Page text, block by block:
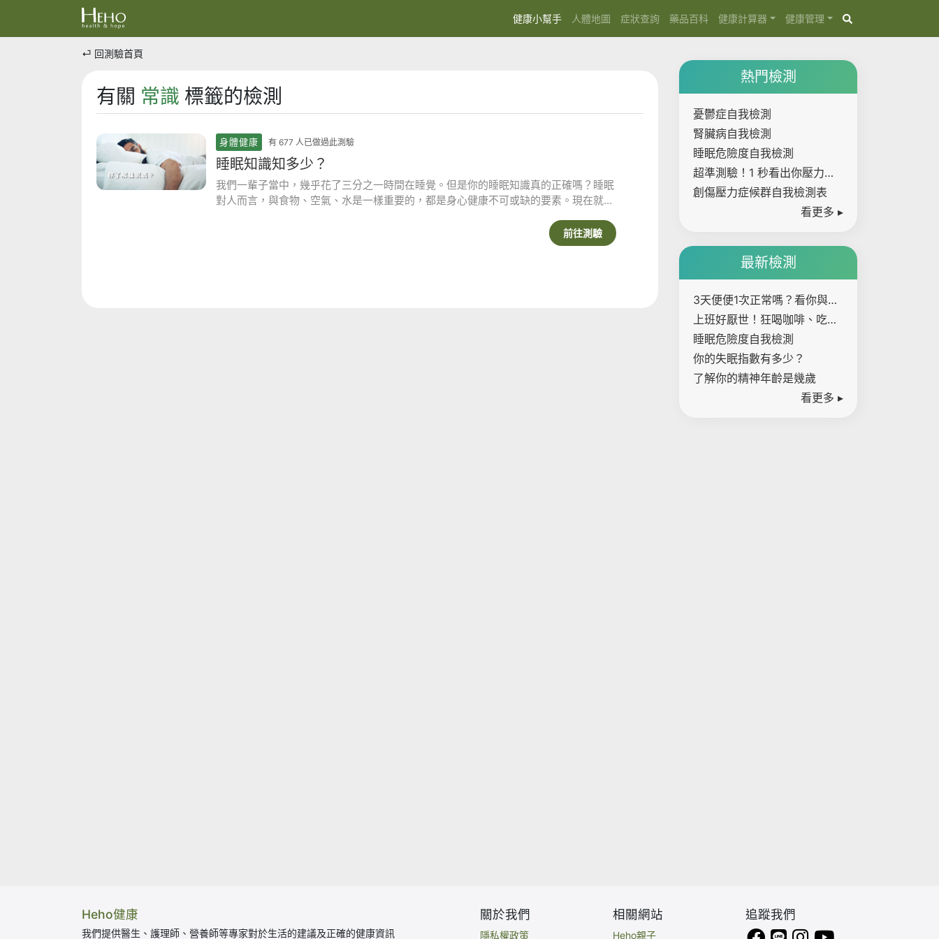
健康小幫手(current)
人體地圖 症狀查詢 藥品百科 健康計算器 健康管理
⏎ 回測驗首頁
有關 常識 標籤的檢測
身體健康 有 677 人已做過此測驗
睡眠知識知多少？
我們一輩子當中，幾乎花了三分之一時間在睡覺。但是你的睡眠知識真的正確嗎？睡眠
對人而言，與食物、空氣、水是一樣重要的，都是身心健康不可或缺的要素。現在就來
前往測驗
熱門檢測
憂鬱症自我檢測
腎臟病自我檢測
睡眠危險度自我檢測
超準測驗！1 秒看出你壓力有
多大
創傷壓力症候群自我檢測表
看更多 ▸
最新檢測
3天便便1次正常嗎？看你與大
腸癌距離有多近！
上班好厭世！狂喝咖啡、吃甜
點是壓力警訊 一表檢測內心壓
力指數
睡眠危險度自我檢測
你的失眠指數有多少？
了解你的精神年齡是幾歲
看更多 ▸
Heho健康
我們提供醫生、護理師、營養師等專家對於生活的建議及正確的健康資訊
關於我們
隱私權政策
相關網站
Heho親子
追蹤我們